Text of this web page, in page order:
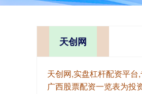
天创网
天创网,实盘杠杆配资平台
广西股票配资一览表为投